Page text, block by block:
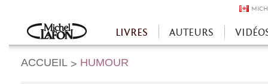
Accueil
LIVRES AUTEURS
ACCUEIL > HUMOUR